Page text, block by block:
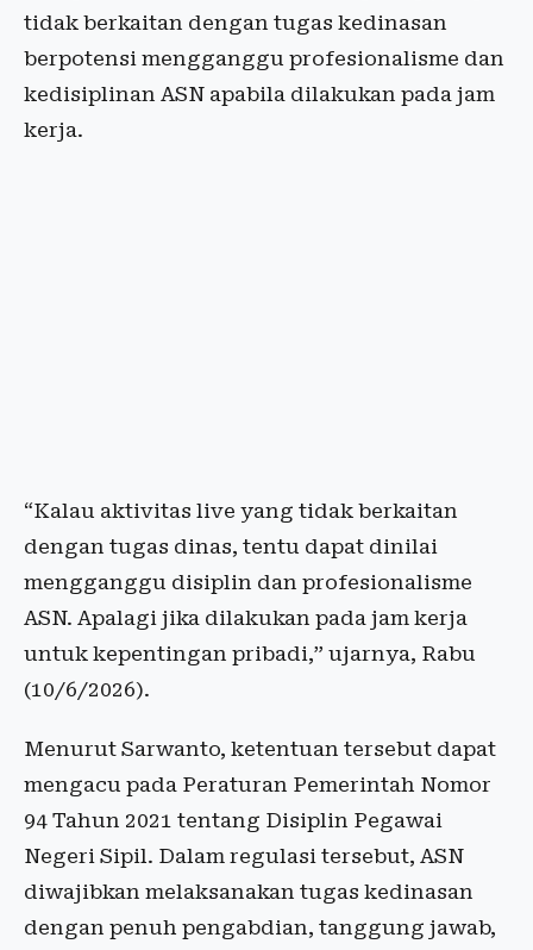
tidak berkaitan dengan tugas kedinasan
berpotensi mengganggu profesionalisme dan
kedisiplinan ASN apabila dilakukan pada jam
kerja.
“Kalau aktivitas live yang tidak berkaitan
dengan tugas dinas, tentu dapat dinilai
mengganggu disiplin dan profesionalisme
ASN. Apalagi jika dilakukan pada jam kerja
untuk kepentingan pribadi,” ujarnya, Rabu
(10/6/2026).
Menurut Sarwanto, ketentuan tersebut dapat
mengacu pada Peraturan Pemerintah Nomor
94 Tahun 2021 tentang Disiplin Pegawai
Negeri Sipil. Dalam regulasi tersebut, ASN
diwajibkan melaksanakan tugas kedinasan
dengan penuh pengabdian, tanggung jawab,